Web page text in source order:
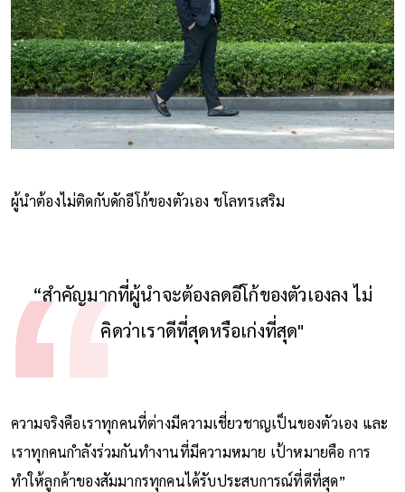
ผู้นำต้องไม่ติดกับดักอีโก้ของตัวเอง ชโลทรเสริม
“สำคัญมากที่ผู้นำจะต้องลดอีโก้ของตัวเองลง ไม่
คิดว่าเราดีที่สุดหรือเก่งที่สุด"
ความจริงคือเราทุกคนที่ต่างมีความเชี่ยวชาญเป็นของตัวเอง และ
เราทุกคนกำลังร่วมกันทำงานที่มีความหมาย เป้าหมายคือ การ
ทำให้ลูกค้าของสัมมากรทุกคนได้รับประสบการณ์ที่ดีที่สุด”